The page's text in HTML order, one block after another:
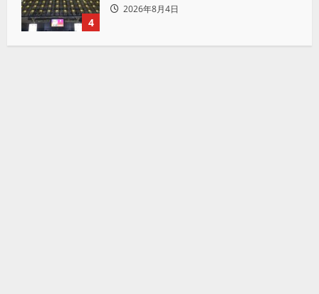
4
2026年8月4日